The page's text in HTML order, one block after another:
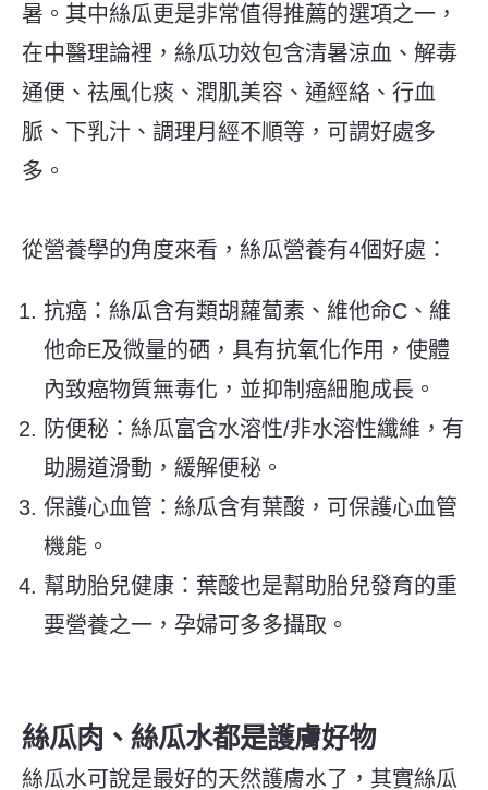
暑。其中絲瓜更是非常值得推薦的選項之一，
在中醫理論裡，絲瓜功效包含清暑涼血、解毒
通便、祛風化痰、潤肌美容、通經絡、行血
脈、下乳汁、調理月經不順等，可謂好處多
多。
從營養學的角度來看，絲瓜營養有4個好處：
抗癌：絲瓜含有類胡蘿蔔素、維他命C、維
他命E及微量的硒，具有抗氧化作用，使體
內致癌物質無毒化，並抑制癌細胞成長。
防便秘：絲瓜富含水溶性/非水溶性纖維，有
助腸道滑動，緩解便秘。
保護心血管：絲瓜含有葉酸，可保護心血管
機能。
幫助胎兒健康：葉酸也是幫助胎兒發育的重
要營養之一，孕婦可多多攝取。
絲瓜肉、絲瓜水都是護膚好物
絲瓜水可說是最好的天然護膚水了，其實絲瓜